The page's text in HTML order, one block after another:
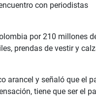
con periodistas
por 210 millones
prendas de vestir y
arancel y señaló que el
tiene que ser el